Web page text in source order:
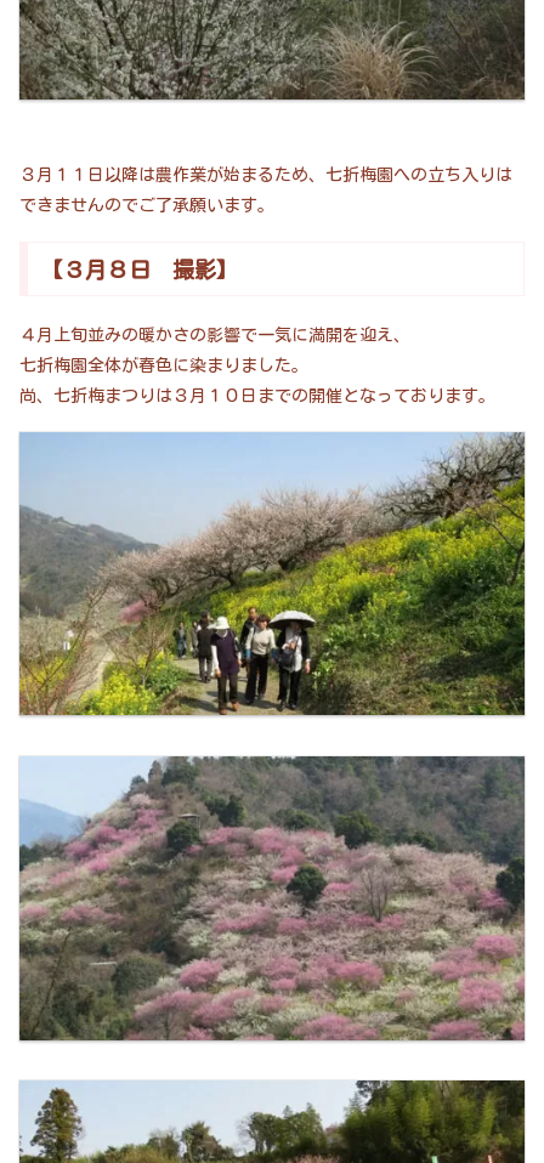
３月１１日以降は農作業が始まるため、七折梅園への立ち入りは
できませんのでご了承願います。
【３月８日 撮影】
４月上旬並みの暖かさの影響で一気に満開を迎え、
七折梅園全体が春色に染まりました。
尚、七折梅まつりは３月１０日までの開催となっております。